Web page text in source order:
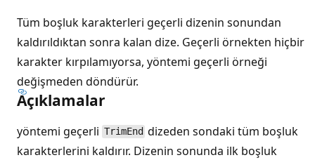
Tüm boşluk karakterleri geçerli dizenin sonundan
kaldırıldıktan sonra kalan dize. Geçerli örnekten hiçbir
karakter kırpılamıyorsa, yöntemi geçerli örneği
değişmeden döndürür.
Açıklamalar
yöntemi geçerli TrimEnd dizeden sondaki tüm boşluk
karakterlerini kaldırır. Dizenin sonunda ilk boşluk